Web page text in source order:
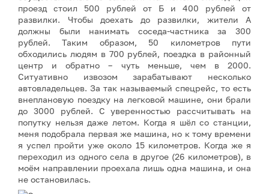
проезд стоил 500 рублей от Б и 400 рублей от
развилки. Чтобы доехать до развилки, жители А
должны были нанимать соседа-частника за 300
рублей. Таким образом, 50 километров пути
обходились людям в 700 рублей, поездка в районный
центр и обратно – чуть меньше, чем в 2000.
Ситуативно извозом зарабатывают несколько
автовладельцев. За так называемый спецрейс, то есть
внеплановую поездку на легковой машине, они брали
до 3000 рублей. С уверенностью рассчитывать на
попутку нельзя даже летом. Когда я шёл со станции,
меня подобрала первая же машина, но к тому времени
я успел пройти уже около 15 километров. Когда же я
переходил из одного села в другое (26 километров), в
моём направлении проехала лишь одна машина, и она
не остановилась.